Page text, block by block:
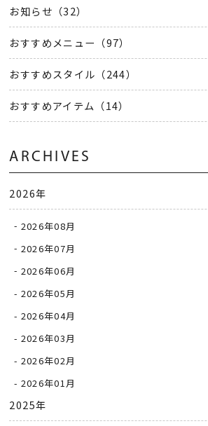
お知らせ（32）
おすすめメニュー（97）
おすすめスタイル（244）
おすすめアイテム（14）
ARCHIVES
2026年
2026年08月
2026年07月
2026年06月
2026年05月
2026年04月
2026年03月
2026年02月
2026年01月
2025年